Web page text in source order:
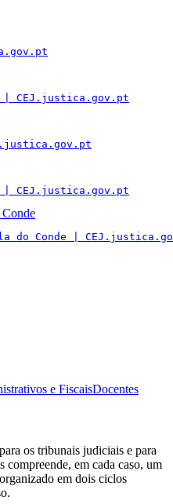
| CEJ.justica.gov.pt
| CEJ.justica.gov.pt
do Conde |
e FiscaisDocentes
os tribunais judiciais e para
compreende, em cada caso, um
em dois ciclos